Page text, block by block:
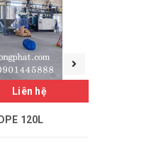
Liên hệ
120L